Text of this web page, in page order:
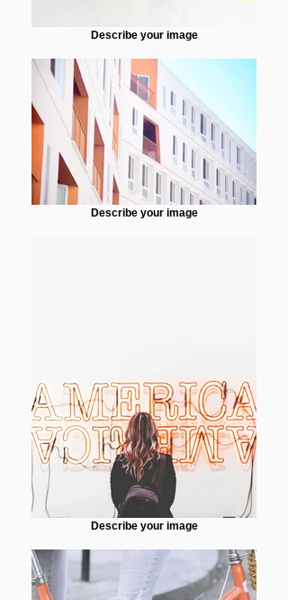
Describe your image
Describe your image
Describe your image